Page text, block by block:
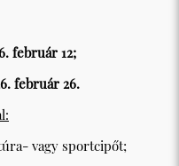
február 12;
február 26.
vagy sportcipőt;